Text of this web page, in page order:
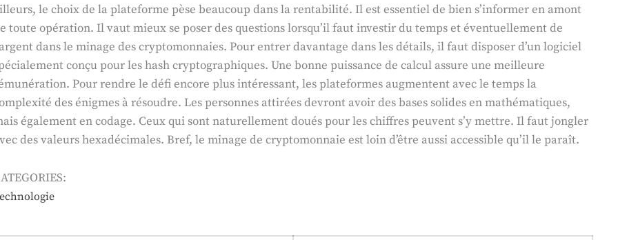
le choix de la plateforme pèse beaucoup dans la rentabilité. Il est essentiel de bien s’informer en amont
toute opération. Il vaut mieux se poser des questions lorsqu’il faut investir du temps et éventuellement de
dans le minage des cryptomonnaies. Pour entrer davantage dans les détails, il faut disposer d’un logiciel
conçu pour les hash cryptographiques. Une bonne puissance de calcul assure une meilleure
Pour rendre le défi encore plus intéressant, les plateformes augmentent avec le temps la
des énigmes à résoudre. Les personnes attirées devront avoir des bases solides en mathématiques,
également en codage. Ceux qui sont naturellement doués pour les chiffres peuvent s’y mettre. Il faut jongler
des valeurs hexadécimales. Bref, le minage de cryptomonnaie est loin d’être aussi accessible qu’il le paraît.